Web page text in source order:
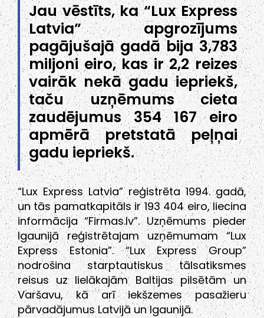
Jau vēstīts, ka “Lux Express
Latvia” apgrozījums
pagājušajā gadā bija 3,783
miljoni eiro, kas ir 2,2 reizes
vairāk nekā gadu iepriekš,
taču uzņēmums cieta
zaudējumus 354 167 eiro
apmērā pretstatā peļņai
gadu iepriekš.
“Lux Express Latvia” reģistrēta 1994. gadā,
un tās pamatkapitāls ir 193 404 eiro, liecina
informācija “Firmas.lv”. Uzņēmums pieder
Igaunijā reģistrētajam uzņēmumam “Lux
Express Estonia”. “Lux Express Group”
nodrošina starptautiskus tālsatiksmes
reisus uz lielākajām Baltijas pilsētām un
Varšavu, kā arī iekšzemes pasažieru
pārvadājumus Latvijā un Igaunijā.